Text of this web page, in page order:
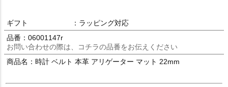
ギフト
：ラッピング対応
品番：06001147r
お問い合わせの際は、コチラの品番をお伝えください
商品名：時計 ベルト 本革 アリゲーター マット 22mm